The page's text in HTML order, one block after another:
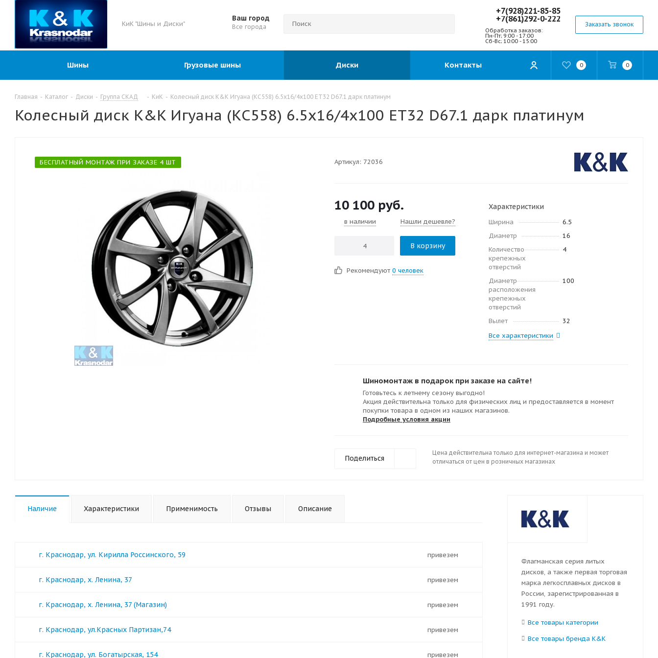
КиК "Шины и Диски"
Ваш город
Все города
+7(928)221-85-85
+7(861)292-0-222
Обработка заказов:
Пн-Пт; 9:00 - 17:00
Сб-Вс; 10:00 - 15:00
Заказать звонок
0 0
Шины Грузовые шины Диски Контакты
Главная - Каталог - Диски - Группа СКАД - КиК - Колесный диск K&K Игуана (КС558) 6.5x16/4x100 ET32 D67.1 дарк платинум
Колесный диск K&K Игуана (КС558) 6.5x16/4x100 ET32 D67.1 дарк платинум
БЕСПЛАТНЫЙ МОНТАЖ ПРИ ЗАКАЗЕ 4 ШТ Артикул: 72036
10 100 руб.
в наличии Нашли дешевле?
В корзину
Рекомендуют 0 человек
Характеристики
Ширина
6.5
Диаметр
16
Количество
крепежных
отверстий
4
Диаметр
расположения
крепежных
отверстий
100
Вылет
32
Все характеристики
Шиномонтаж в подарок при заказе на сайте!
Готовьтесь к летнему сезону выгодно!
Акция действительна только для физических лиц и предоставляется в момент
покупки товара в одном из наших магазинов.
Подробные условия акции
Поделиться
Цена действительна только для интернет-магазина и может
отличаться от цен в розничных магазинах
Наличие Характеристики Применимость Отзывы Описание
Привезем
г. Краснодар, ул. Кирилла Россинского, 59
Привезем
г. Краснодар, х. Ленина, 37
Привезем
г. Краснодар, х. Ленина, 37 (Магазин)
Привезем
г. Краснодар, ул.Красных Партизан,74
Привезем
г. Краснодар, ул. Богатырская, 154
Флагманская серия литых
дисков, а также первая торговая
марка легкосплавных дисков в
России, зарегистрированная в
1991 году.
Все товары категории
Все товары бренда K&K